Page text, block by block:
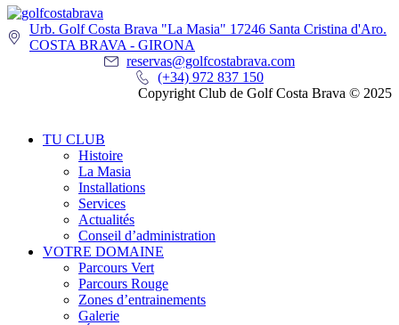
Urb. Golf Costa Brava "La Masia" 17246 Santa Cristina d'Aro.
COSTA BRAVA - GIRONA
reservas@golfcostabrava.com
(+34) 972 837 150
Copyright Club de Golf Costa Brava © 2025
TU CLUB
Histoire
La Masia
Installations
Services
Actualités
Conseil d’administration
VOTRE DOMAINE
Parcours Vert
Parcours Rouge
Zones d’entrainements
Galerie